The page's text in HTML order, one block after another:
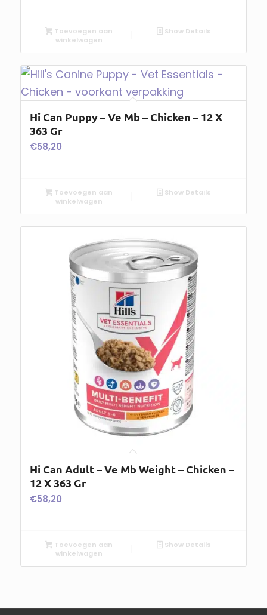
Toevoegen aan
winkelwagen
Show Details
Hi Can Puppy – Ve Mb – Chicken – 12 X
363 Gr
€58,20
Toevoegen aan
winkelwagen
Show Details
Hi Can Adult – Ve Mb Weight – Chicken –
12 X 363 Gr
€58,20
Toevoegen aan
winkelwagen
Show Details